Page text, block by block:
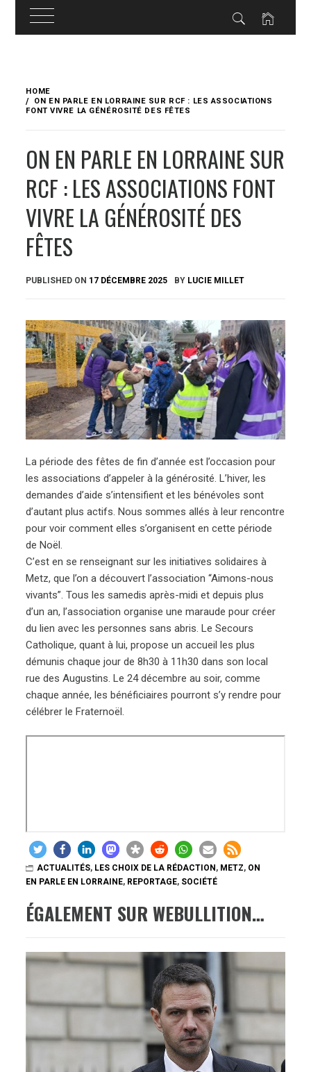
content
HOME
ON EN PARLE EN LORRAINE SUR RCF : LES ASSOCIATIONS
FONT VIVRE LA GÉNÉROSITÉ DES FÊTES
ON EN PARLE EN LORRAINE SUR
RCF : LES ASSOCIATIONS FONT
VIVRE LA GÉNÉROSITÉ DES
FÊTES
PUBLISHED ON 17 DÉCEMBRE 2025 BY LUCIE MILLET
La période des fêtes de fin d’année est l’occasion pour
les associations d’appeler à la générosité. L’hiver, les
demandes d’aide s’intensifient et les bénévoles sont
d’autant plus actifs. Nous sommes allés à leur rencontre
pour voir comment elles s’organisent en cette période
de Noël.
C’est en se renseignant sur les initiatives solidaires à
Metz, que l’on a découvert l’association “Aimons-nous
vivants”. Tous les samedis après-midi et depuis plus
d’un an, l’association organise une maraude pour créer
du lien avec les personnes sans abris. Le Secours
Catholique, quant à lui, propose un accueil les plus
démunis chaque jour de 8h30 à 11h30 dans son local
rue des Augustins. Le 24 décembre au soir, comme
chaque année, les bénéficiaires pourront s’y rendre pour
célébrer le Fraternoël.
ACTUALITÉS, LES CHOIX DE LA RÉDACTION , METZ, ON
EN PARLE EN LORRAINE, REPORTAGE, SOCIÉTÉ
ÉGALEMENT SUR WEBULLITION…